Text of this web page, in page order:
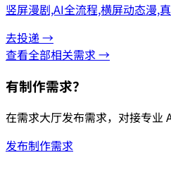
竖屏漫剧,AI全流程,横屏动态漫,
去投递 →
查看全部相关需求 →
有制作需求？
在需求大厅发布需求，对接专业
发布制作需求